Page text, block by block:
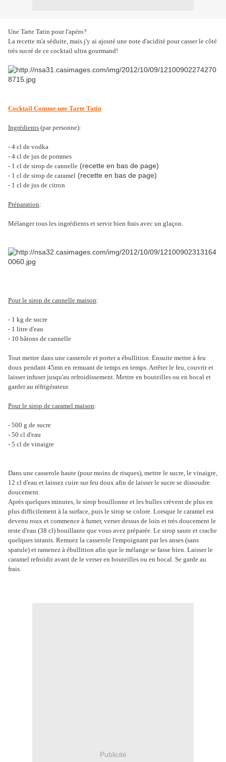
Une Tarte Tatin pour l'apéro?
La recette m'a séduite, mais j'y ai ajouté une note d'acidité pour casser le côté
très sucré de ce cocktail ultra gourmand!
Cocktail Comme une Tarte Tatin
Ingrédients (par personne):
- 4 cl de vodka
- 4 cl de jus de pommes
- 1 cl de sirop de cannelle (recette en bas de page)
- 1 cl de sirop de caramel (recette en bas de page)
- 1 cl de jus de citron
Préparation:
Mélanger tous les ingrédients et servir bien frais avec un glaçon.
Pour le sirop de cannelle maison:
- 1 kg de sucre
- 1 litre d'eau
- 10 bâtons de cannelle
Tout mettre dans une casserole et porter a ébullition. Ensuite mettre à feu
doux pendant 45mn en remuant de temps en temps. Arrêter le feu, couvrir et
laisser infuser jusqu'au refroidissement. Mettre en bouteilles ou en bocal et
garder au réfrigérateur.
Pour le sirop de caramel maison:
- 500 g de sucre
- 50 cl d'eau
- 5 cl de vinaigre
Dans une casserole haute (pour moins de risques), mettre le sucre, le vinaigre,
12 cl d'eau et laissez cuire sur feu doux afin de laisser le sucre se dissoudre
doucement.
Après quelques minutes, le sirop bouillonne et les bulles crèvent de plus en
plus difficilement à la surface, puis le sirop se colore. Lorsque le caramel est
devenu roux et commence à fumer, verser dessus de loin et très doucement le
reste d'eau (38 cl) bouillante que vous avez préparée. Le sirop saute et crache
quelques intants. Remuez la casserole l'empoignant par les anses (sans
spatule) et ramenez à ébullition afin que le mélange se fasse bien. Laisser le
caramel refroidir avant de le verser en bouteilles ou en bocal. Se garde au
frais.
Publicité